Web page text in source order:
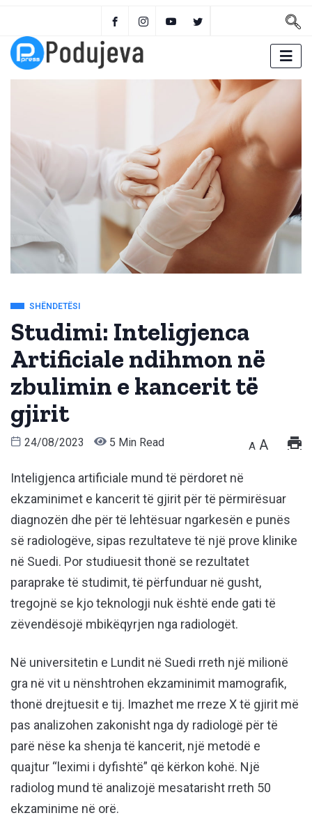
SHËNDETËSI
Studimi: Inteligjenca
Artificiale ndihmon në
zbulimin e kancerit të
gjirit
24/08/2023 5 Min Read A A
Inteligjenca artificiale mund të përdoret në
ekzaminimet e kancerit të gjirit për të përmirësuar
diagnozën dhe për të lehtësuar ngarkesën e punës
së radiologëve, sipas rezultateve të një prove klinike
në Suedi. Por studiuesit thonë se rezultatet
paraprake të studimit, të përfunduar në gusht,
tregojnë se kjo teknologji nuk është ende gati të
zëvendësojë mbikëqyrjen nga radiologët.
Në universitetin e Lundit në Suedi rreth një milionë
gra në vit u nënshtrohen ekzaminimit mamografik,
thonë drejtuesit e tij. Imazhet me rreze X të gjirit më
pas analizohen zakonisht nga dy radiologë për të
parë nëse ka shenja të kancerit, një metodë e
quajtur “leximi i dyfishtë” që kërkon kohë. Një
radiolog mund të analizojë mesatarisht rreth 50
ekzaminime në orë.